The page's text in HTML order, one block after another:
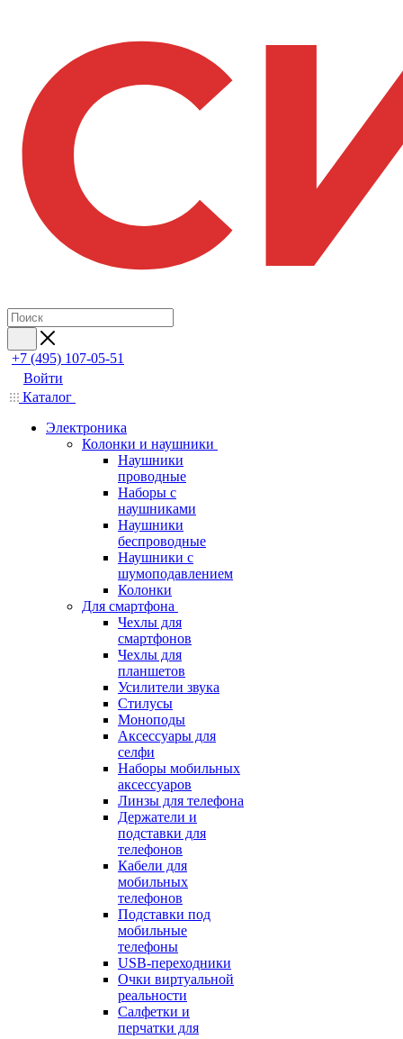
+7 (495) 107-05-51
Войти
Каталог
Электроника
Колонки и наушники
Наушники
проводные
Наборы с
наушниками
Наушники
беспроводные
Наушники с
шумоподавлением
Колонки
Для смартфона
Чехлы для
смартфонов
Чехлы для
планшетов
Усилители звука
Стилусы
Моноподы
Аксессуары для
селфи
Наборы мобильных
аксессуаров
Линзы для телефона
Держатели и
подставки для
телефонов
Кабели для
мобильных
телефонов
Подставки под
мобильные
телефоны
USB-переходники
Очки виртуальной
реальности
Салфетки и
перчатки для